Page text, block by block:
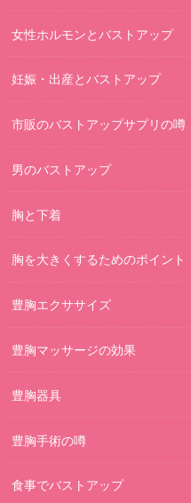
女性ホルモンとバストアップ
妊娠・出産とバストアップ
市販のバストアップサプリの噂
男のバストアップ
胸と下着
胸を大きくするためのポイント
豊胸エクササイズ
豊胸マッサージの効果
豊胸器具
豊胸手術の噂
食事でバストアップ